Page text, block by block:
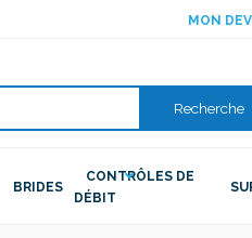
MON
Recherche
BRIDES
CONTRÔLES DE
DÉBIT